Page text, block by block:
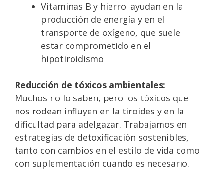
Vitaminas B y hierro: ayudan en la
producción de energía y en el
transporte de oxígeno, que suele
estar comprometido en el
hipotiroidismo
Reducción de tóxicos ambientales:
Muchos no lo saben, pero los tóxicos que
nos rodean influyen en la tiroides y en la
dificultad para adelgazar. Trabajamos en
estrategias de detoxificación sostenibles,
tanto con cambios en el estilo de vida como
con suplementación cuando es necesario.